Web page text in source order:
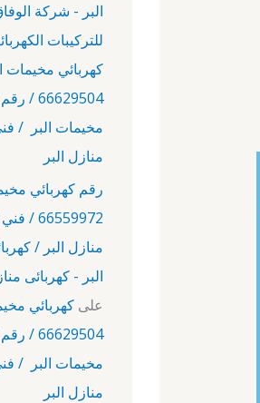
البر - شركة
للتركيبات
كهربائي مخيمات
مخيمات البر /
منازل البر
رقم كهربائي
منازل البر /
البر - كهربائى
على كهربائي
مخيمات البر /
منازل البر